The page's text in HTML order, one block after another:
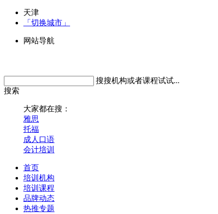
天津
「切换城市」
网站导航
搜搜机构或者课程试试...
搜索
大家都在搜：
雅思
托福
成人口语
会计培训
首页
培训机构
培训课程
品牌动态
热推专题